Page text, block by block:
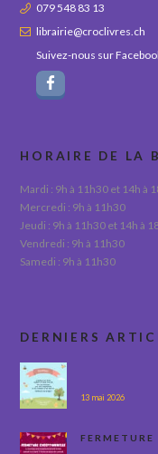
079 548 83 13
librairie@croclivres.ch
Suivez-nous sur
HORAIRE DE LA
Mardi : 9h à 11h30 et 14h à
Mercredi : 9h à 11h30
Jeudi : 9h à 11h30 et 14h à
Vendredi : 9h à 11h30
Samedi : 9h à 11h30
DERNIERS
13 mai 2026